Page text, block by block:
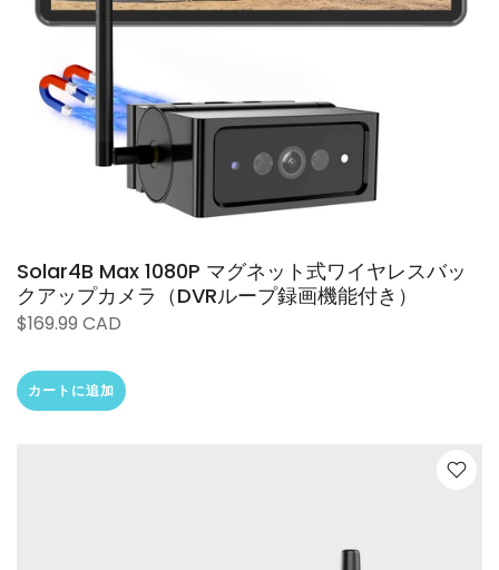
Solar4B Max 1080P マグネット式ワイヤレスバッ
クアップカメラ（DVRループ録画機能付き）
$169.99 CAD
カートに追加